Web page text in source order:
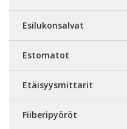
Esilukonsalvat
Estomatot
Etäisyysmittarit
Fiiberipyöröt